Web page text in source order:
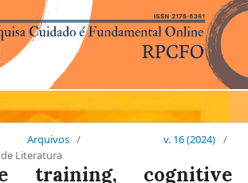
Arquivos / v. 16 (2024) /
Literatura
training, cognitive